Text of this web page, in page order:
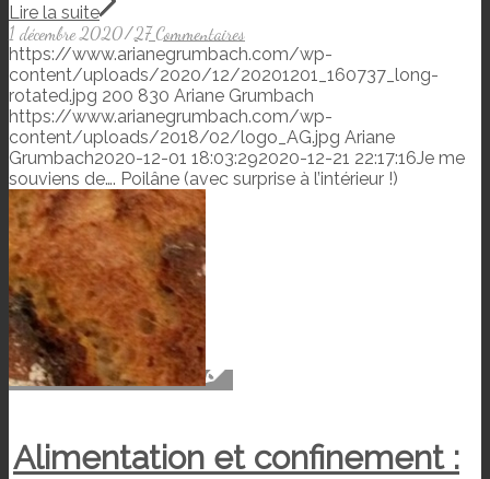
Lire la suite
1 décembre 2020/27 Commentaires
https://www.arianegrumbach.com/wp-
content/uploads/2020/12/20201201_160737_long-
rotated.jpg 200 830 Ariane Grumbach
https://www.arianegrumbach.com/wp-
content/uploads/2018/02/logo_AG.jpg Ariane
Grumbach2020-12-01 18:03:292020-12-21 22:17:16Je me
souviens de…. Poilâne (avec surprise à l’intérieur !)
Alimentation et confinement :